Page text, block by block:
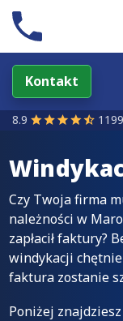
Kontakt
8.9
Czy Twoja firma
należności w
zapłacił faktury?
windykacji chętnie
faktura zostanie
Poniżej